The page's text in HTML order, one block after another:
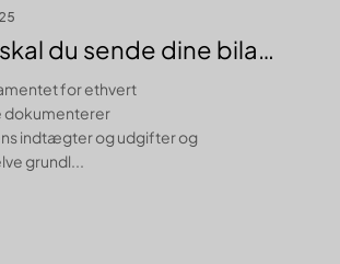
du sende dine bilag
for ethvert
dokumenterer
indtægter og udgifter og
grundl...